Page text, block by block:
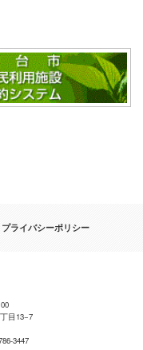
プライバシーポリシー
目13−7
3447